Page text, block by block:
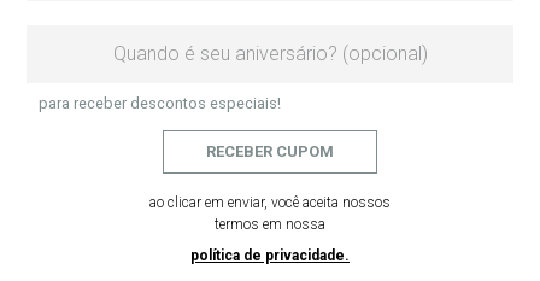
para receber descontos especiais!
RECEBER CUPOM
ao clicar em enviar, você aceita nossos
termos em nossa
política de privacidade.